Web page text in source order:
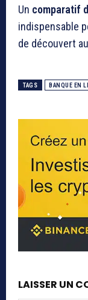
Un comparatif
indispensable
de découvert
TAGS BANQUE EN
LAISSER UN